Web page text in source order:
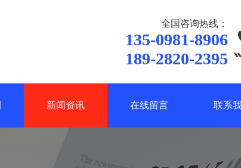
全国咨询热线：
135-0981-8906
189-2820-2395
新闻资讯 在线留言 联系